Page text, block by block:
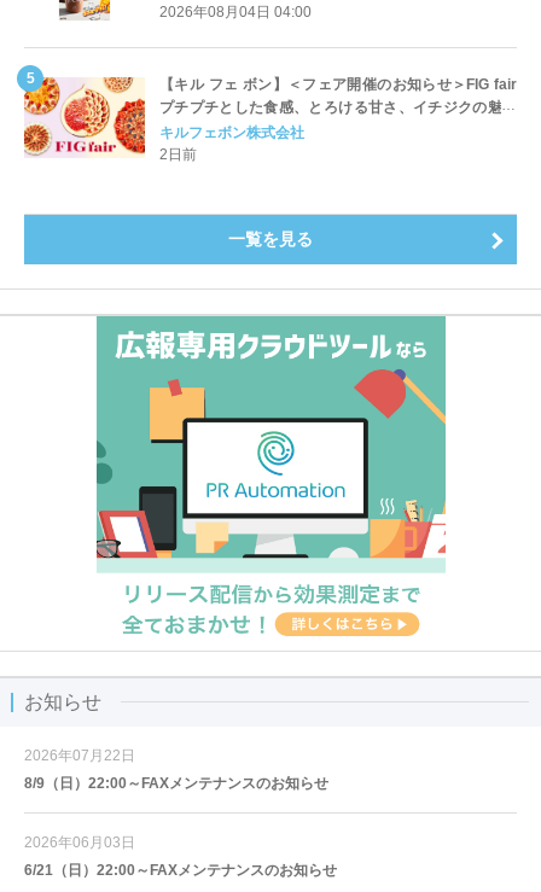
開始
2026年08月04日 04:00
【キル フェ ボン】＜フェア開催のお知らせ＞FIG fair
プチプチとした食感、とろける甘さ、イチジクの魅力
をたっぷりと。新作を含め、イチジク尽くしの全4種が
登場8月20日（木）スタート
キルフェボン株式会社
2日前
一覧を見る
お知らせ
2026年07月22日
8/9（日）22:00～FAXメンテナンスのお知らせ
2026年06月03日
6/21（日）22:00～FAXメンテナンスのお知らせ